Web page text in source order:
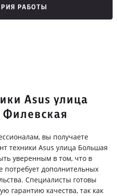
РАБОТЫ
Asus улица
вы получаете
техники Asus улица Большая
уверенным в том, что в
дополнительных
Специалисты готовы
гарантию качества, так как